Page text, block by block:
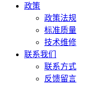
政策
政策法规
标准质量
技术维修
联系我们
联系方式
反馈留言